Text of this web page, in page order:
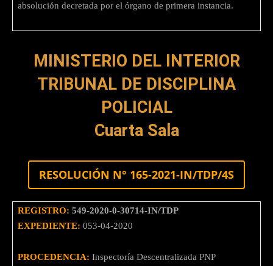
absolución decretada por el órgano de primera instancia.
MINISTERIO DEL INTERIOR
TRIBUNAL DE DISCIPLINA
POLICIAL
Cuarta Sala
RESOLUCIÓN N° 165-2021-IN/TDP/4S
REGISTRO: 549-2020-0-30714-IN/TDP
EXPEDIENTE: 053-04-2020
PROCEDENCIA: Inspectoría Descentralizada PNP